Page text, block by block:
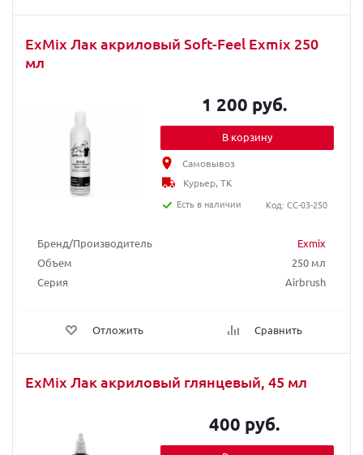
ExMix Лак акриловый Soft-Feel Exmix 250
мл
Бренд/Производитель
Exmix
Объем
250 мл
Серия
Airbrush
Отложить Сравнить
1 200 руб.
В корзину
Самовывоз
Курьер, ТК
Есть в наличии
Код: CC-03-250
ExMix Лак акриловый глянцевый, 45 мл
400 руб.